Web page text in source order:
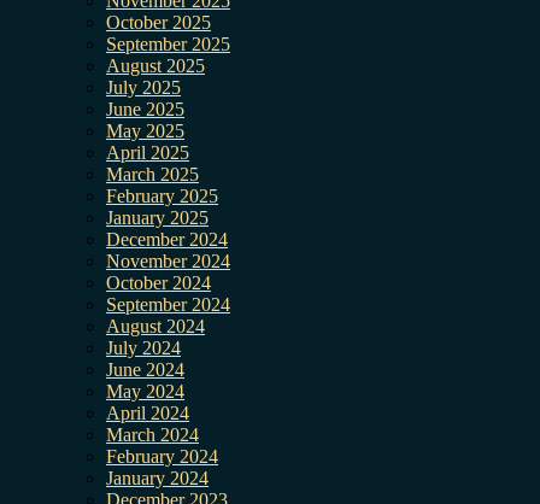
October 2025
September 2025
August 2025
July 2025
June 2025
May 2025
April 2025
March 2025
February 2025
January 2025
December 2024
November 2024
October 2024
September 2024
August 2024
July 2024
June 2024
May 2024
April 2024
March 2024
February 2024
January 2024